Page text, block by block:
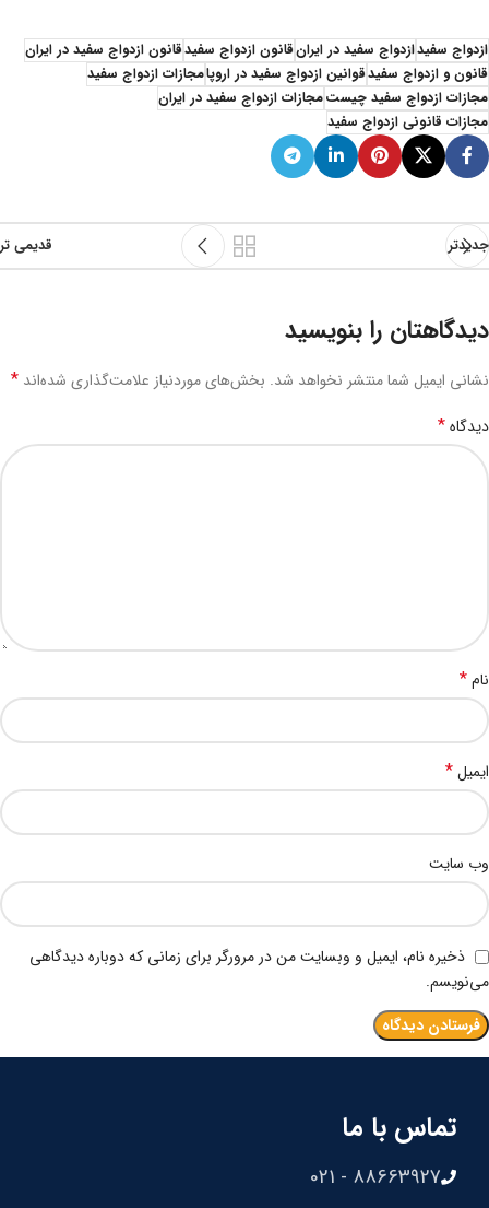
ازدواج سفیدازدواج سفید در ایرانقانون ازدواج سفیدقانون ازدواج سفید در ایران
قانون و ازدواج سفیدقوانین ازدواج سفید در اروپامجازات ازدواج سفید
مجازات ازدواج سفید چیستمجازات ازدواج سفید در ایران
مجازات قانونی ازدواج سفید
جدیدتر قدیمی تر
دیدگاهتان را بنویسید
نشانی ایمیل شما منتشر نخواهد شد. بخش‌های موردنیاز علامت‌گذاری شده‌اند *
دیدگاه*
نام*
ایمیل*
وب‌ سایت
ذخیره نام، ایمیل و وبسایت من در مرورگر برای زمانی که دوباره دیدگاهی
می‌نویسم.
تماس با ما
88663927 - 021